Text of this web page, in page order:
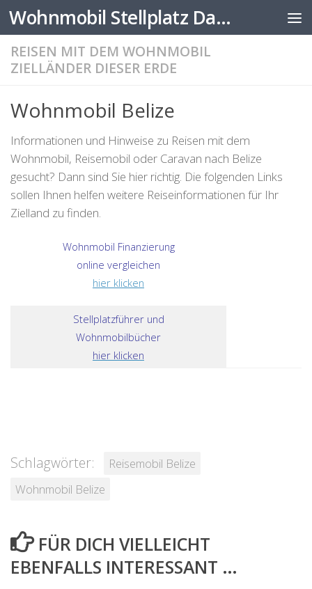
Zum Inhalt springen Wohnmobil Stellplatz Datenbank
REISEN MIT DEM WOHNMOBIL
ZIELLÄNDER DIESER ERDE
Wohnmobil Belize
Informationen und Hinweise zu Reisen mit dem
Wohnmobil, Reisemobil oder Caravan nach Belize
gesucht? Dann sind Sie hier richtig. Die folgenden Links
sollen Ihnen helfen weitere Reiseinformationen für Ihr
Zielland zu finden.
Wohnmobil Finanzierung
online vergleichen
hier klicken
Stellplatzführer und
Wohnmobilbücher
hier klicken
Schlagwörter:
Reisemobil Belize
Wohnmobil Belize
FÜR DICH VIELLEICHT
EBENFALLS INTERESSANT …